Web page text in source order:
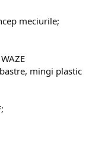
meciurile;
mingi plastic